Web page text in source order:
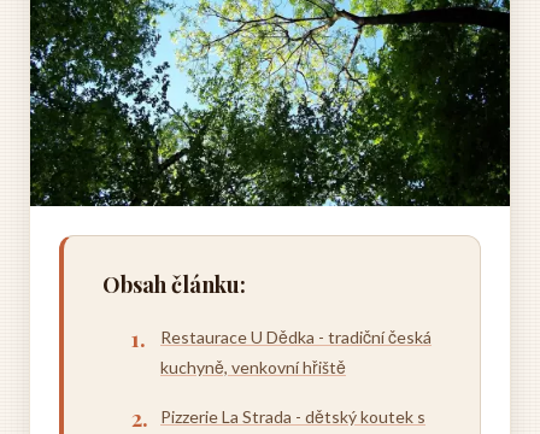
Obsah článku:
Restaurace U Dědka - tradiční česká
kuchyně, venkovní hřiště
Pizzerie La Strada - dětský koutek s